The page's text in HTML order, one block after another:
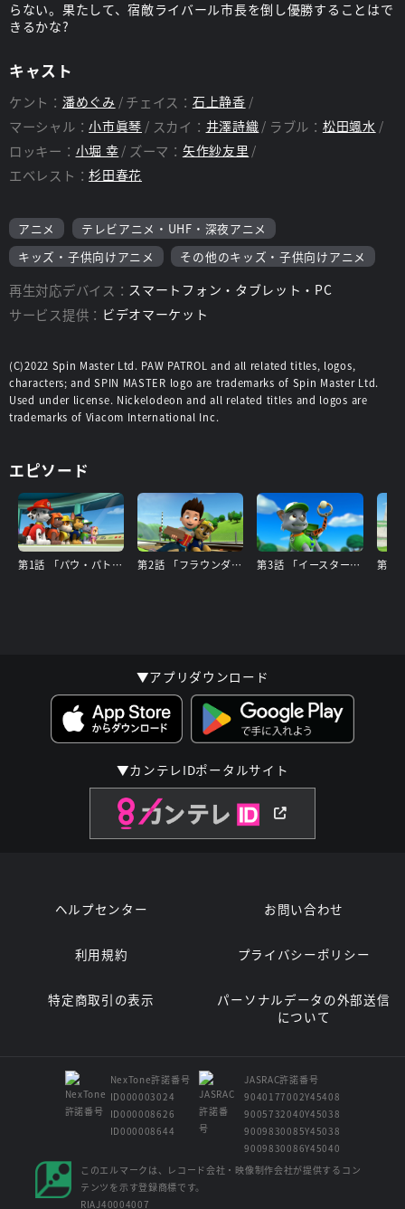
らない。果たして、宿敵ライバール市長を倒し優勝することはで
きるかな?
キャスト
ケント： 潘めぐみ チェイス： 石上静香
マーシャル：小市眞琴 スカイ： 井澤詩織 ラブル： 松田颯水
ロッキー： 小堀 幸 ズーマ： 矢作紗友里
エベレスト：杉田春花
アニメ
テレビアニメ・UHF・深夜アニメ
キッズ・子供向けアニメ
その他のキッズ・子供向けアニメ
再生対応デバイス： スマートフォン・タブレット・PC
サービス提供： ビデオマーケット
(C)2022 Spin Master Ltd. PAW PATROL and all related titles, logos,
characters; and SPIN MASTER logo are trademarks of Spin Master Ltd.
Used under license. Nickelodeon and all related titles and logos are
trademarks of Viacom International Inc.
エピソード
第1話 「パウ・パトロールしゅつどう!」「マーシャルのちょうせん」 第2話 「フラウンダーごうをすくえ」「せんろでききいっぱつ」 第3話 「イースターのたまごをさがせ」
▼アプリダウンロード
▼カンテレIDポータルサイト
ヘルプセンター お問い合わせ
利用規約 プライバシーポリシー
特定商取引の表示
パーソナルデータの外部送信
について
NexTone許諾番号
ID000003024
ID000008626
ID000008644
JASRAC許諾番号
9040177002Y45408
9005732040Y45038
9009830085Y45038
9009830086Y45040
このエルマークは、レコード会社・映像制作会社が提供するコン
テンツを示す登録商標です。
RIAJ40004007